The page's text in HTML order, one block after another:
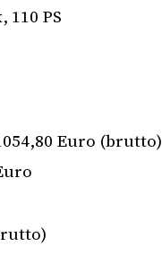
PS
Euro (brutto)